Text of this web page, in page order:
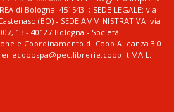
di Bologna: 451543 ; SEDE LEGALE: via
(BO) - SEDE AMMINISTRATIVA: via
13 - 40127 Bologna - Società
e Coordinamento di Coop Alleanza 3.0
MAIL: